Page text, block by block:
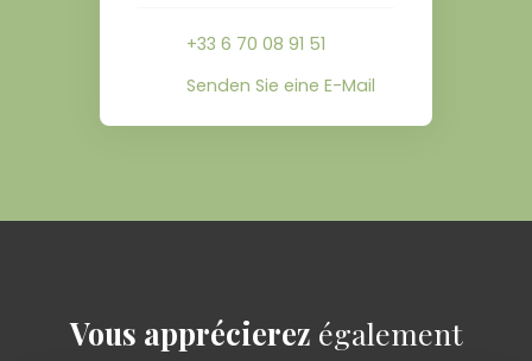
+33 6 70 08 91 51
Senden Sie eine E-Mail
Vous apprécierez également